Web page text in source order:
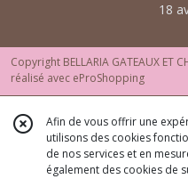
18
Copyright BELLARIA GATEAUX ET
réalisé avec eProShopping
Afin de vous offrir une
utilisons des cookies
de nos services et en
également des cookies de